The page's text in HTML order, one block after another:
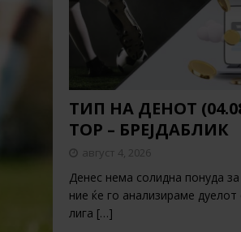
ТИП НА ДЕНОТ
ТОР – БРЕЈДАБЛИК
август 4, 2026
Денес нема солидна понуда
ние ќе го анализираме дуелот
лига […]